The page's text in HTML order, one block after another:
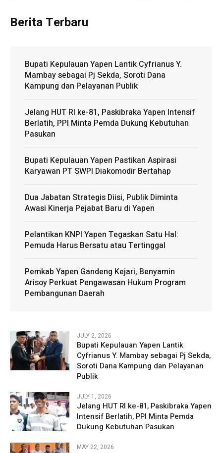
Berita Terbaru
Bupati Kepulauan Yapen Lantik Cyfrianus Y.
Mambay sebagai Pj Sekda, Soroti Dana
Kampung dan Pelayanan Publik
Jelang HUT RI ke-81, Paskibraka Yapen Intensif
Berlatih, PPI Minta Pemda Dukung Kebutuhan
Pasukan
Bupati Kepulauan Yapen Pastikan Aspirasi
Karyawan PT SWPI Diakomodir Bertahap
Dua Jabatan Strategis Diisi, Publik Diminta
Awasi Kinerja Pejabat Baru di Yapen
Pelantikan KNPI Yapen Tegaskan Satu Hal:
Pemuda Harus Bersatu atau Tertinggal
Pemkab Yapen Gandeng Kejari, Benyamin
Arisoy Perkuat Pengawasan Hukum Program
Pembangunan Daerah
JULY 2, 2026
Bupati Kepulauan Yapen Lantik
Cyfrianus Y. Mambay sebagai Pj Sekda,
Soroti Dana Kampung dan Pelayanan
Publik
JULY 1, 2026
Jelang HUT RI ke-81, Paskibraka Yapen
Intensif Berlatih, PPI Minta Pemda
Dukung Kebutuhan Pasukan
MAY 22, 2026